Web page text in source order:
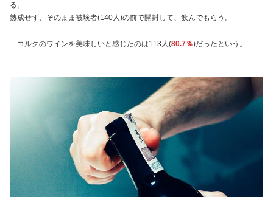
る。
熟成せず、そのまま被験者(140人)の前で開封して、飲んでもらう。
コルクのワインを美味しいと感じたのは113人(80.7％)だったという。